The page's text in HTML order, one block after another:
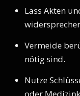
Lass Akten
Vermeide
nötig sind.
Nutze